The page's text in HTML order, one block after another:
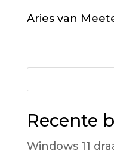
Aries van
Recente
Windows 11